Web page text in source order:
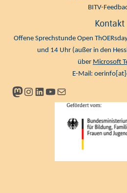
BITV-
Kontakt
Offene Sprechstunde Open
und 14 Uhr (außer in den
über Microsoft
E-Mail:
Mastodon
Instagram
LinkedIn
YouTube
Newsletter